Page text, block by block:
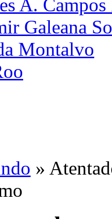
A.
Galeana
Montalvo
»